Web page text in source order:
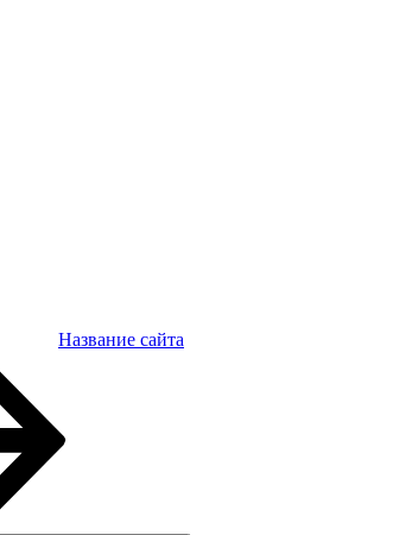
Название сайта